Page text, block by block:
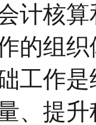
计核
的组
工作
、提